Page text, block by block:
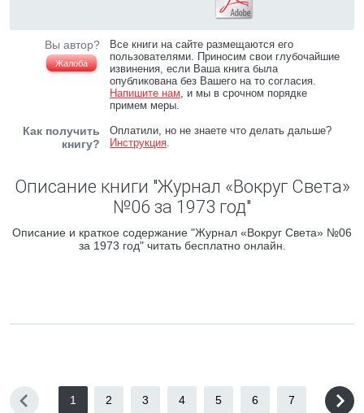
Вы автор?
Жалоба
Все книги на сайте размещаются его
пользователями. Приносим свои глубочайшие
извинения, если Ваша книга была
опубликована без Вашего на то согласия.
Напишите нам, и мы в срочном порядке
примем меры.
Как получить
книгу?
Оплатили, но не знаете что делать дальше?
Инструкция.
Описание книги "Журнал «Вокруг Света»
№06 за 1973 год"
Описание и краткое содержание "Журнал «Вокруг Света» №06
за 1973 год" читать бесплатно онлайн.
1 2 3 4 5 6 7